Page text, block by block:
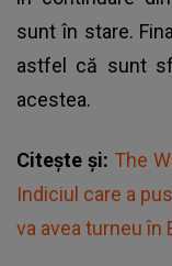
sunt în stare.
astfel că sunt
acestea.
Citește și: The
Indiciul care a
va avea turneu în